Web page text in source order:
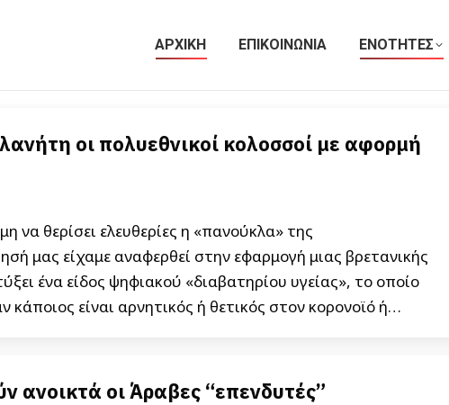
ΑΡΧΙΚΗ ΕΠΙΚΟΙΝΩΝΙΑ ΕΝΟΤΗΤΕΣ
οι πολυεθνικοί κολοσσοί με αφορμή
να θερίσει ελευθερίες η «πανούκλα» της
μας είχαμε αναφερθεί στην εφαρμογή μιας βρετανικής
ένα είδος ψηφιακού «διαβατηρίου υγείας», το οποίο
κάποιος είναι αρνητικός ή θετικός στον κορονοϊό ή…
ανοικτά οι Άραβες “επενδυτές”